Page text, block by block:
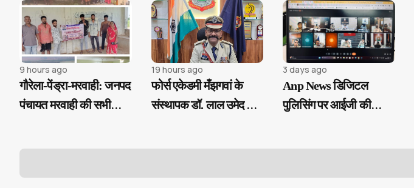
9 hours ago
गौरेला-पेंड्रा-मरवाही: जनपद
पंचायत मरवाही की सभी
19 hours ago
फोर्स एकेडमी मँझगवां के
संस्थापक डॉ. लाल उमेद सिंह
3 days ago
Anp News डिजिटल
पुलिसिंग पर आईजी की